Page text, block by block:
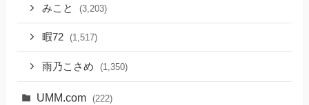
みこと (3,203)
暇72 (1,517)
雨乃こさめ (1,350)
UMM.com (222)